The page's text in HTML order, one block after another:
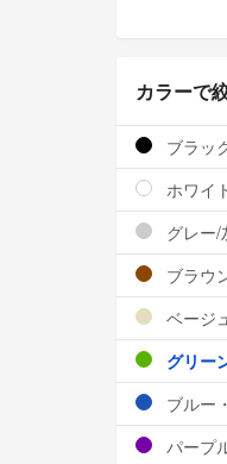
カラーで
ブラッ
ホワイ
グレー/
ブラウ
ベージ
グリー
ブルー
パープ